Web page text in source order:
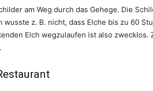
am Weg durch das Gehege. Die
wusste z. B. nicht, dass Elche bis zu 60
Elch wegzulaufen ist also zwecklos.